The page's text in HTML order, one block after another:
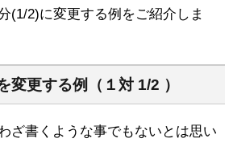
(1/2)に変更する例をご紹介しま
変更する例（１対 1/2 ）
ざ書くような事でもないとは思い